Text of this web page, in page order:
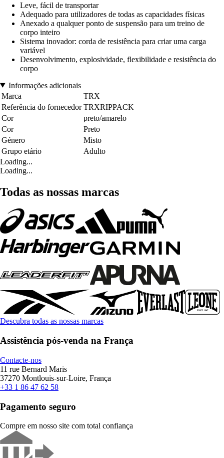
Leve, fácil de transportar
Adequado para utilizadores de todas as capacidades físicas
Anexado a qualquer ponto de suspensão para um treino de
corpo inteiro
Sistema inovador: corda de resistência para criar uma carga
variável
Desenvolvimento, explosividade, flexibilidade e resistência do
corpo
Informações adicionais
Marca
TRX
Referência do fornecedor TRXRIPPACK
Cor
preto/amarelo
Cor
Preto
Género
Misto
Grupo etário
Adulto
Loading...
Loading...
Todas as nossas marcas
Descubra todas as nossas marcas
Assistência pós-venda na França
Contacte-nos
11 rue Bernard Maris
37270 Montlouis-sur-Loire, França
+33 1 86 47 62 58
Pagamento seguro
Compre em nosso site com total confiança